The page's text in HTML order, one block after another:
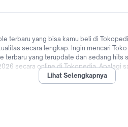
terbaru yang bisa kamu beli di
secara lengkap. Ingin mencari
yang terupdate dan sedang
secara online di Tokopedia.
hingga promo Baju Kouple untuk
mudah dan cepat kapanpun
Lihat Selengkapnya